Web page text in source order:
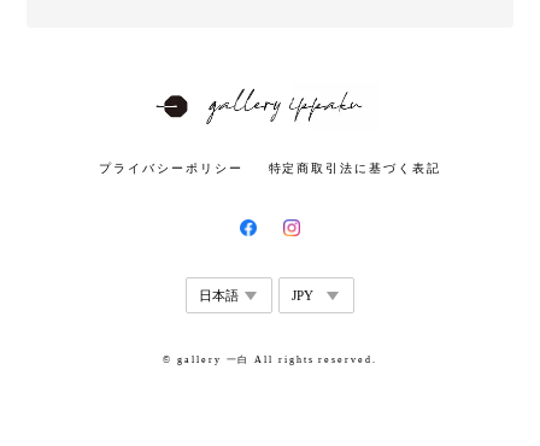
プライバシーポリシー 特定商取引法に基づく表記
© gallery 一白 All rights reserved.